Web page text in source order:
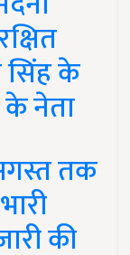
सिंह के
नेता
तक
की